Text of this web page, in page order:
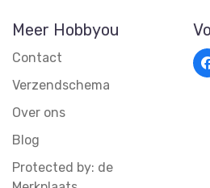
Meer Hobbyou
Contact
Verzendschema
Over ons
Blog
Protected by: de